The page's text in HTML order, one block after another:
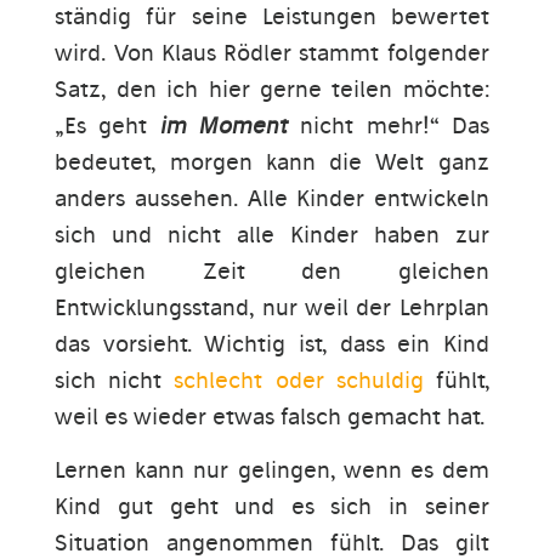
ständig für seine Leistungen bewertet
wird. Von Klaus Rödler stammt folgender
Satz, den ich hier gerne teilen möchte:
„Es geht im Moment nicht mehr!“ Das
bedeutet, morgen kann die Welt ganz
anders aussehen. Alle Kinder entwickeln
sich und nicht alle Kinder haben zur
gleichen Zeit den gleichen
Entwicklungsstand, nur weil der Lehrplan
das vorsieht. Wichtig ist, dass ein Kind
sich nichtschlecht oder schuldig fühlt,
weil es wieder etwas falsch gemacht hat.
Lernen kann nur gelingen, wenn es dem
Kind gut geht und es sich in seiner
Situation angenommen fühlt. Das gilt